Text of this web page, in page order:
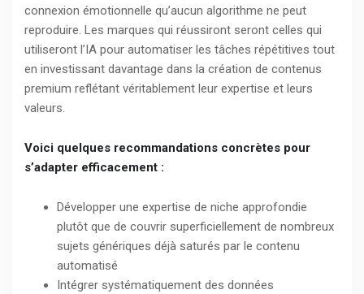
connexion émotionnelle qu’aucun algorithme ne peut
reproduire. Les marques qui réussiront seront celles qui
utiliseront l’IA pour automatiser les tâches répétitives tout
en investissant davantage dans la création de contenus
premium reflétant véritablement leur expertise et leurs
valeurs.
Voici quelques recommandations concrètes pour
s’adapter efficacement :
Développer une expertise de niche approfondie
plutôt que de couvrir superficiellement de nombreux
sujets génériques déjà saturés par le contenu
automatisé
Intégrer systématiquement des données